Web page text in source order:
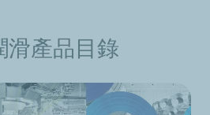
滑產品目錄